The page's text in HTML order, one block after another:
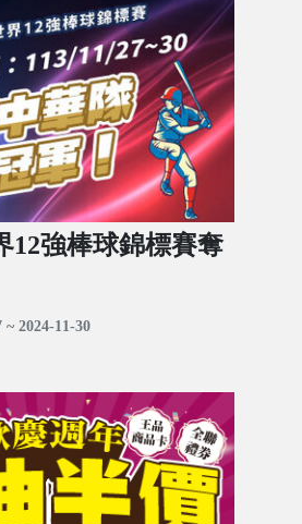
12強棒球錦標賽奪
~ 2024-11-30